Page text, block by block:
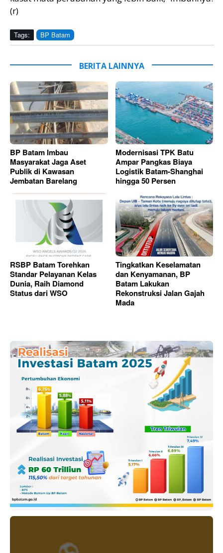
(r)
Tags: BP Batam
BERITA LAINNYA
BP Batam Imbau
Masyarakat Jaga Aset
Publik di Kawasan
Jembatan Barelang
Modernisasi TPK Batu
Ampar Pangkas Biaya
Logistik Batam-Shanghai
hingga 50 Persen
RSBP Batam Torehkan
Standar Pelayanan Kelas
Dunia, Raih Diamond
Status dari WSO
Tingkatkan Keselamatan
dan Kenyamanan, BP
Batam Lakukan
Rekonstruksi Jalan Gajah
Mada